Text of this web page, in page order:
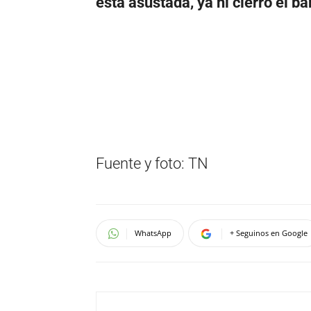
Fuente y foto: TN
WhatsApp + Seguinos en Google